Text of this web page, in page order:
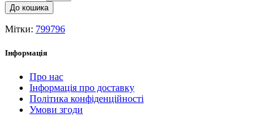
До кошика
Мітки: 799796
Інформація
Про нас
Інформація про доставку
Політика конфіденційності
Умови згоди